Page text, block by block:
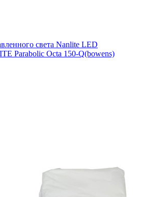
света Nanlite LED
Parabolic Octa 150-Q(bowens)